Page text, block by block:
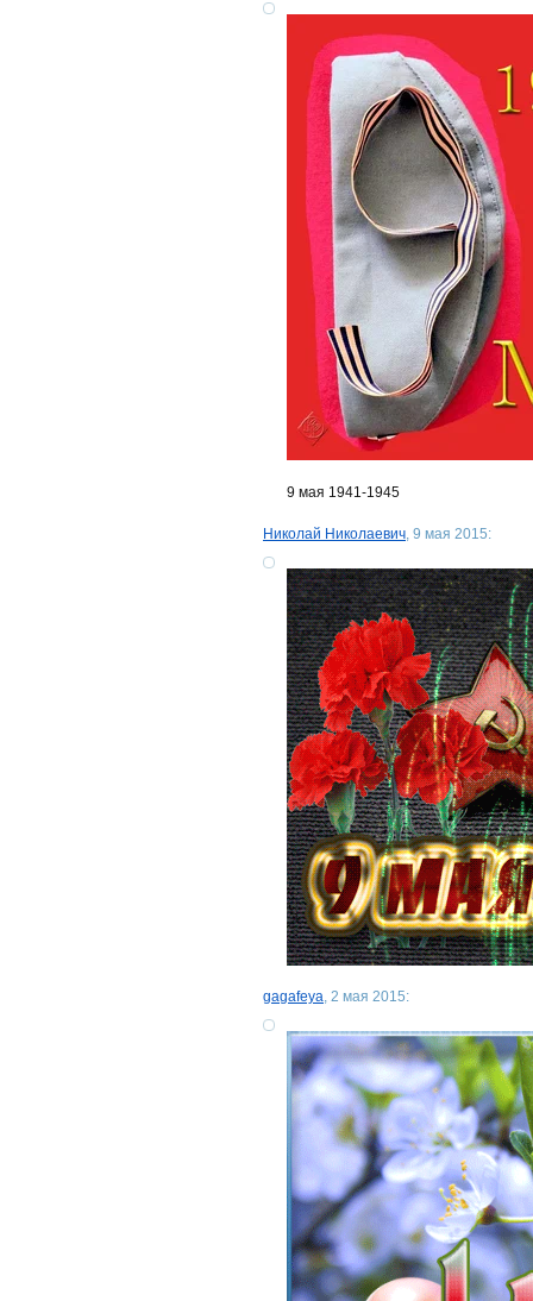
9 мая 1941-1945
Николай Николаевич, 9 мая 2015:
gagafeya, 2 мая 2015: